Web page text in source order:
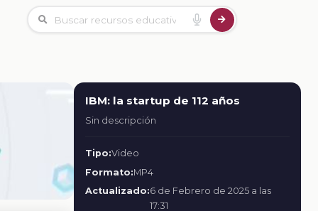
IBM: la startup de 112 años
Sin descripción
Tipo:Video
Formato:MP4
Actualizado:6 de Febrero de 2025 a las
17:31